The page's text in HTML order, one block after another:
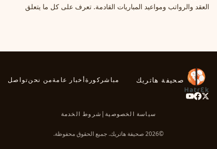
العقد والرواتب ومواعيد المباريات القادمة. تعرف على كل ما يتعلق
صحيفة هاتريك مباشر كورةأخبار عامةمن نحنتواصل
سياسة الخصوصية | شروط الخدمة
©2026 صحيفة هاتريك. جميع الحقوق محفوظة.